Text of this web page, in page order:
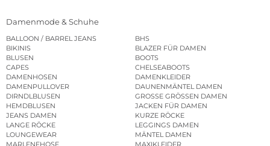
Damenmode & Schuhe
BALLOON / BARREL JEANS
BHS
BIKINIS
BLAZER FÜR DAMEN
BLUSEN
BOOTS
CAPES
CHELSEABOOTS
DAMENHOSEN
DAMENKLEIDER
DAMENPULLOVER
DAUNENMÄNTEL DAMEN
DIRNDLBLUSEN
GROSSE GRÖSSEN DAMEN
HEMDBLUSEN
JACKEN FÜR DAMEN
JEANS DAMEN
KURZE RÖCKE
LANGE RÖCKE
LEGGINGS DAMEN
LOUNGEWEAR
MÄNTEL DAMEN
MARLENEHOSE
MAXIKLEIDER